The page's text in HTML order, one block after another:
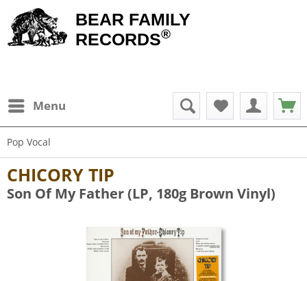
BEAR FAMILY
RECORDS®
Menu
Pop Vocal
CHICORY TIP
Son Of My Father (LP, 180g Brown Vinyl)